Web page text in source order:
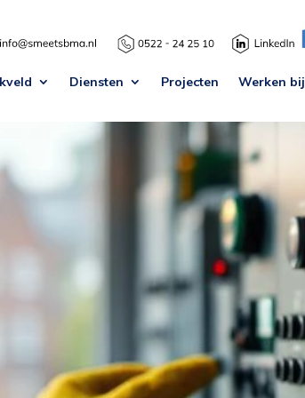
Diensten Projecten Werken bij